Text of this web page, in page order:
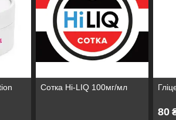
Сотка Hi-LIQ 100мг/мл
80